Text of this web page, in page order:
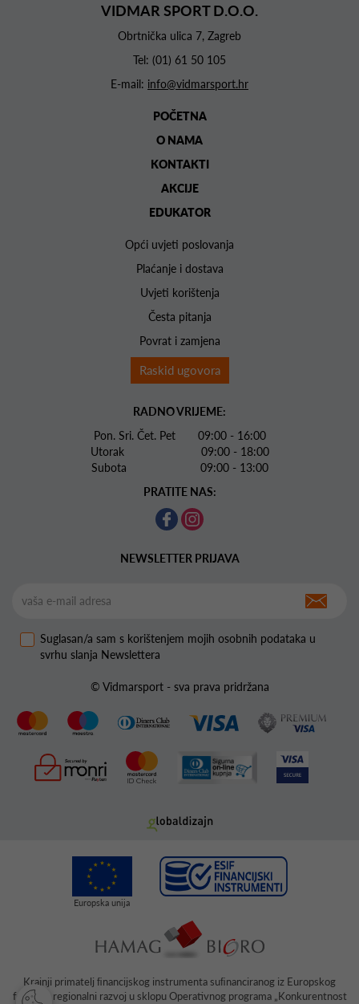
VIDMAR SPORT D.O.O.
Obrtnička ulica 7, Zagreb
Tel: (01) 61 50 105
E-mail: info@vidmarsport.hr
POČETNA
O NAMA
KONTAKTI
AKCIJE
EDUKATOR
Opći uvjeti poslovanja
Plaćanje i dostava
Uvjeti korištenja
Česta pitanja
Povrat i zamjena
Raskid ugovora
RADNO VRIJEME:
Pon. Sri. Čet. Pet 09:00 - 16:00
Utorak 09:00 - 18:00
Subota 09:00 - 13:00
PRATITE NAS:
NEWSLETTER PRIJAVA
Suglasan/a sam s korištenjem mojih osobnih podataka u
svrhu slanja Newslettera
© Vidmarsport - sva prava pridržana
Krajnji primatelj ﬁnancijskog instrumenta suﬁnanciranog iz Europskog
fonda za regionalni razvoj u sklopu Operativnog programa „Konkurentnost